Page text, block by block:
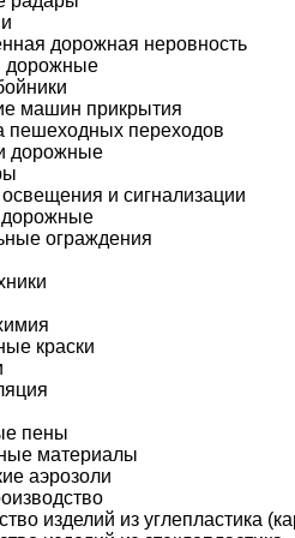
дорожная неровность
дорожные
машин прикрытия
пешеходных переходов
дорожные
и сигнализации
дорожные
ограждения
краски
пены
материалы
аэрозоли
изделий из углепластика